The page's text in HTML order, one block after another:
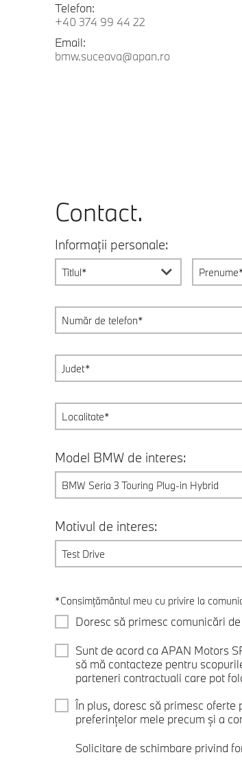
Telefon:
+40 374 99 44 22
Email:
bmw.suceava@apan.ro
Contact.
Informații personale:
Titlul*
Model BMW de interes:
BMW Seria 3 Touring Plug-in Hybrid
Motivul de interes:
Test Drive
*Consimțământul meu cu privire la
Doresc să primesc comunicări
Sunt de acord ca APAN Motors
să mă contacteze pentru
parteneri contractuali care pot
În plus, doresc să primesc
preferințelor mele precum și a
Solicitare de schimbare privind